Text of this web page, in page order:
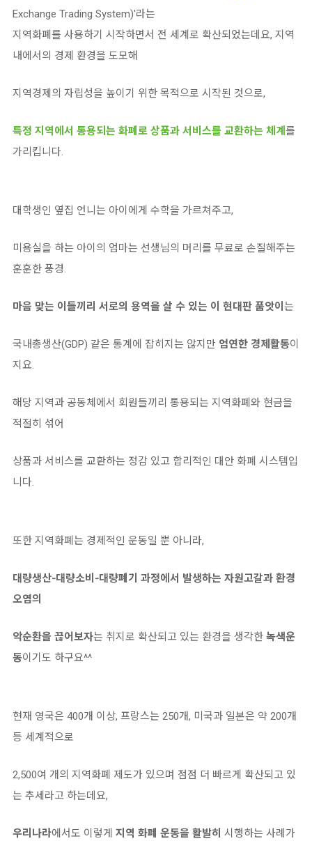
Exchange Trading System)'라는
지역화폐를 사용하기 시작하면서 전 세계로 확산되었는데요, 지역
내에서의 경제 환경을 도모해
지역경제의 자립성을 높이기 위한 목적으로 시작된 것으로,
특정 지역에서 통용되는 화폐로 상품과 서비스를 교환하는 체계 를
가리킵니다.
대학생인 옆집 언니는 아이에게 수학을 가르쳐주고,
미용실을 하는 아이의 엄마는 선생님의 머리를 무료로 손질해주는
훈훈한 풍경.
마음 맞는 이들끼리 서로의 용역을 살 수 있는 이 현대판 품앗이 는
국내총생산(GDP) 같은 통계에 잡히지는 않지만 엄연한 경제활동이
지요.
해당 지역과 공동체에서 회원들끼리 통용되는 지역화폐와 현금을
적절히 섞어
상품과 서비스를 교환하는 정감 있고 합리적인 대안 화폐 시스템입
니다.
또한 지역화폐는 경제적인 운동일 뿐 아니라,
대량생산-대량소비-대량폐기 과정에서 발생하는 자원고갈과 환경
오염의
악순환을 끊어보자는 취지로 확산되고 있는 환경을 생각한 녹색운
동이기도 하구요^^
현재 영국은 400개 이상, 프랑스는 250개, 미국과 일본은 약 200개
등 세계적으로
2,500여 개의 지역화폐 제도가 있으며 점점 더 빠르게 확산되고 있
는 추세라고 하는데요,
우리나라에서도 이렇게 지역 화폐 운동을 활발히 시행하는 사례가